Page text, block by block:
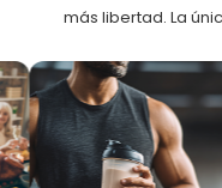
más libertad. La